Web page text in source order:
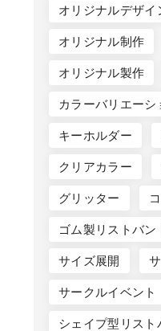
オリジナルデザイ
オリジナル制作
オリジナル製作
カラーバリエーシ
キーホルダー
クリアカラー
グリッター
ゴム製リストバン
サイズ展開
サークルイベント
シェイプ型リスト